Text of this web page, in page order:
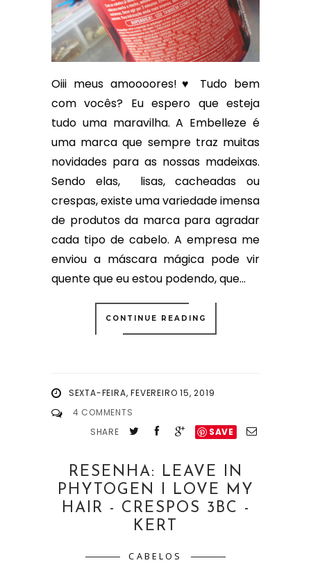
Oiii meus amoooores!♥ Tudo bem
com vocês? Eu espero que esteja
tudo uma maravilha. A Embelleze é
uma marca que sempre traz muitas
novidades para as nossas madeixas.
Sendo elas, lisas, cacheadas ou
crespas, existe uma variedade imensa
de produtos da marca para agradar
cada tipo de cabelo. A empresa me
enviou a máscara mágica pode vir
quente que eu estou podendo, que...
CONTINUE READING
SEXTA-FEIRA, FEVEREIRO 15, 2019
4 COMMENTS
SHARE
SAVE
RESENHA: LEAVE IN
PHYTOGEN I LOVE MY
HAIR - CRESPOS 3BC -
KERT
CABELOS